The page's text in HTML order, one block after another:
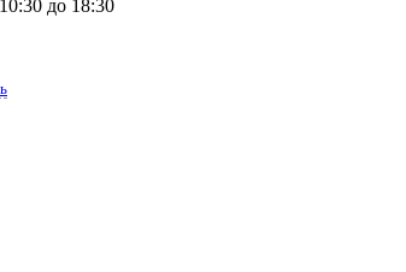
до 18:30